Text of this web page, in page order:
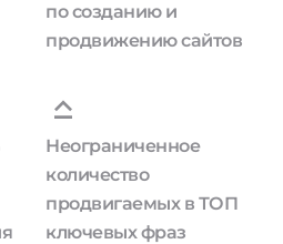
по созданию и
продвижению сайтов
Неограниченное
количество
продвигаемых в ТОП
ключевых фраз